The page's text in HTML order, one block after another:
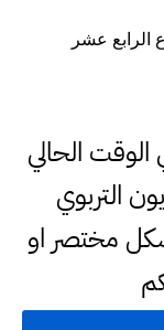
عشر
الوقت الحالي
التربوي
مختصر او